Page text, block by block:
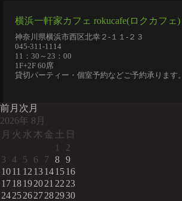
横浜一軒家カフェ rokucafe(ロクカフェ)
神奈川県横浜市西区北幸２-１１-２３
045-311-1114
11：30～23：00
1F+2F 60席
貸切パーティー・個室予約などご予約承ります。
前月 次月
2026年 8月
月 火 水 木 金 土 日
1
2
3
4 5 6 7 8 9
1011 12 13141516
1718192021 22 23
24252627282930